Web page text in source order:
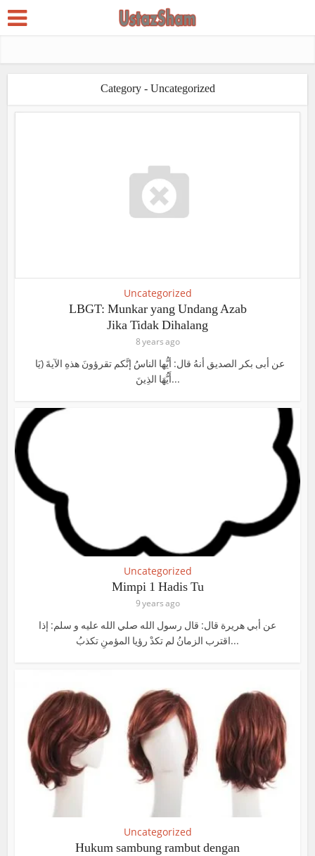
Category - Uncategorized
Uncategorized
LBGT: Munkar yang Undang Azab
Jika Tidak Dihalang
8 years ago
أَيُّهَا الذِينَ...
Uncategorized
Mimpi 1 Hadis Tu
9 years ago
عن أبي هريرة قال: قال رسول الله صلي الله عليه و سلم: إذا
اقترب الزمانُ لم تكدْ رؤيا المؤمنِ تكذبُ...
Uncategorized
Hukum sambung rambut dengan